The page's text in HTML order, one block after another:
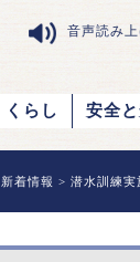
音声読み
くらし 安全
着情報 > 潜水訓練実